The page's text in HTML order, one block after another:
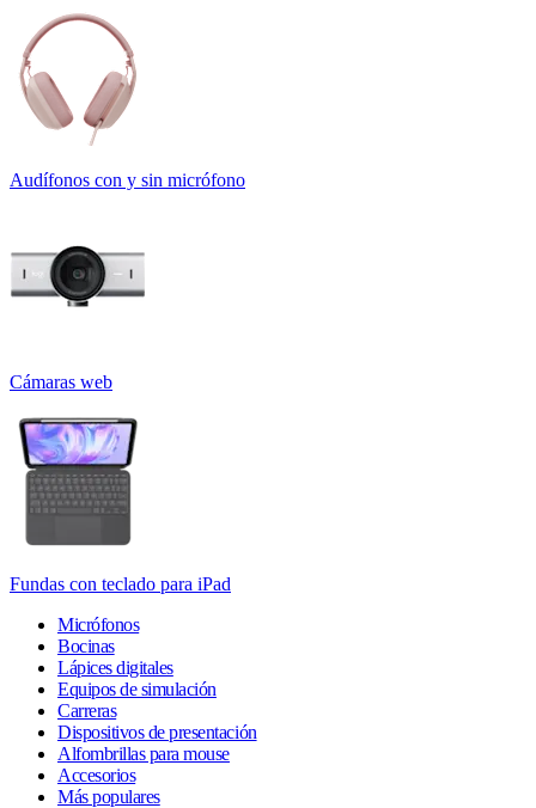
Audífonos con y sin micrófono
Cámaras web
Fundas con teclado para iPad
Micrófonos
Bocinas
Lápices digitales
Equipos de simulación
Carreras
Dispositivos de presentación
Alfombrillas para mouse
Accesorios
Más populares